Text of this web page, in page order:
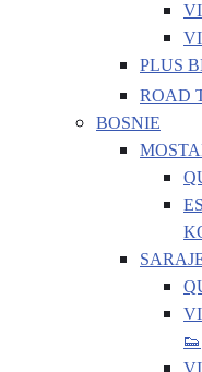
PLUS
ROAD
BOSNIE
👟